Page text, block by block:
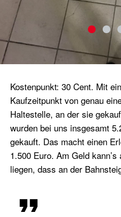
Kostenpunkt: 30 Cent. Mit
Kaufzeitpunkt von genau
Haltestelle, an der sie
wurden bei uns insgesamt
gekauft. Das macht einen
1.500 Euro. Am Geld
liegen, dass an der